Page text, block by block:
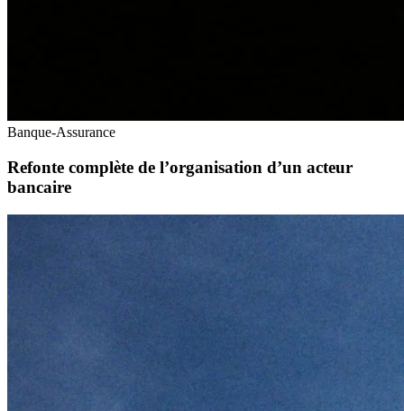
Banque-Assurance
Refonte complète de l’organisation d’un acteur
bancaire